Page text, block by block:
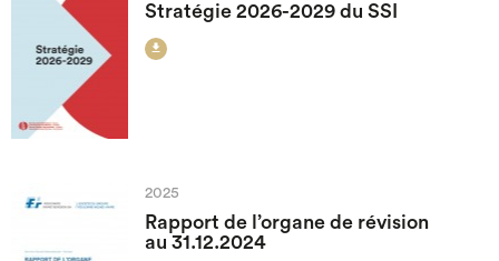
Stratégie 2026-2029 du SSI

2025
Rapport de l’organe de révision
au 31.12.2024